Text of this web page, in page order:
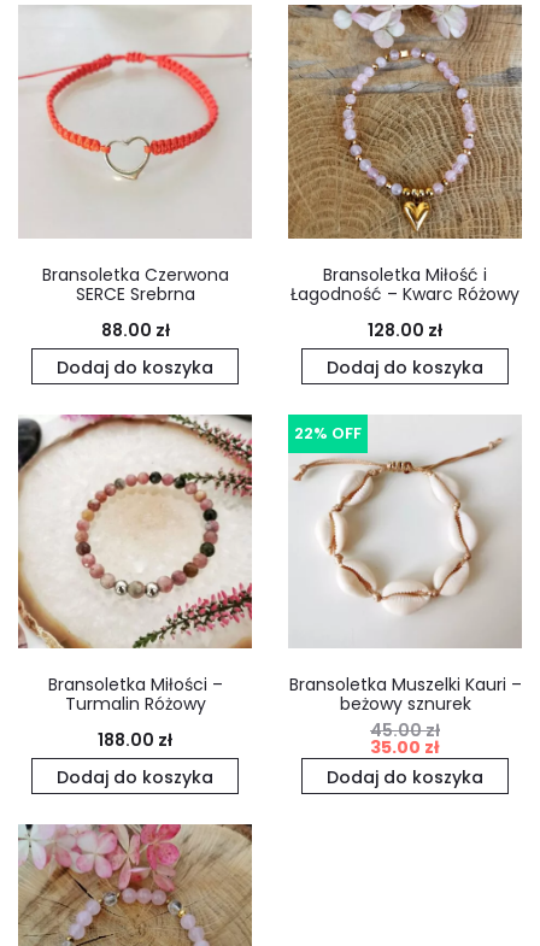
Bransoletka Czerwona
SERCE Srebrna
88.00 zł
Dodaj do koszyka
Bransoletka Miłość i
Łagodność – Kwarc Różowy
128.00 zł
Dodaj do koszyka
Bransoletka Miłości –
Turmalin Różowy
188.00 zł
Dodaj do koszyka
22% OFF
Bransoletka Muszelki Kauri –
beżowy sznurek
45.00zł
Pierwotna
cena
35.00 zł
Aktualna
cena
Dodaj do koszyka